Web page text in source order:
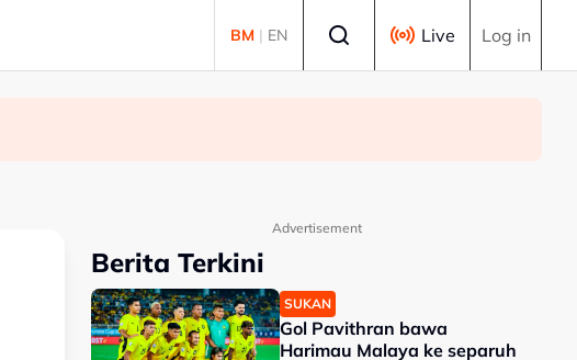
BM | EN Live Log in
Advertisement
Berita Terkini
SUKAN
Gol Pavithran bawa
Harimau Malaya ke separuh